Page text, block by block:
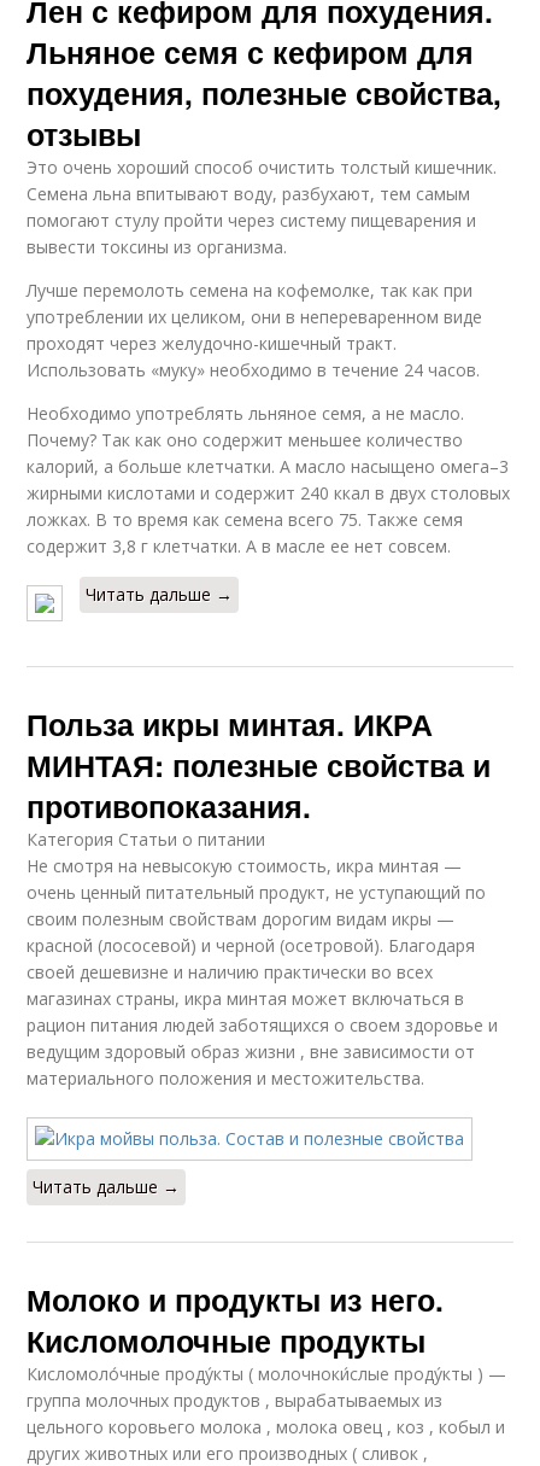
Лен с кефиром для похудения.
Льняное семя с кефиром для
похудения, полезные свойства,
отзывы
Это очень хороший способ очистить толстый кишечник.
Семена льна впитывают воду, разбухают, тем самым
помогают стулу пройти через систему пищеварения и
вывести токсины из организма.
Лучше перемолоть семена на кофемолке, так как при
употреблении их целиком, они в непереваренном виде
проходят через желудочно-кишечный тракт.
Использовать «муку» необходимо в течение 24 часов.
Необходимо употреблять льняное семя, а не масло.
Почему? Так как оно содержит меньшее количество
калорий, а больше клетчатки. А масло насыщено омега–3
жирными кислотами и содержит 240 ккал в двух столовых
ложках. В то время как семена всего 75. Также семя
содержит 3,8 г клетчатки. А в масле ее нет совсем.
Читать дальше →
Польза икры минтая. ИКРА
МИНТАЯ: полезные свойства и
противопоказания.
Категория Статьи о питании
Не смотря на невысокую стоимость, икра минтая —
очень ценный питательный продукт, не уступающий по
своим полезным свойствам дорогим видам икры —
красной (лососевой) и черной (осетровой). Благодаря
своей дешевизне и наличию практически во всех
магазинах страны, икра минтая может включаться в
рацион питания людей заботящихся о своем здоровье и
ведущим здоровый образ жизни , вне зависимости от
материального положения и местожительства.
Читать дальше →
Молоко и продукты из него.
Кисломолочные продукты
Кисломоло́чные проду́кты ( молочноки́слые проду́кты ) —
группа молочных продуктов , вырабатываемых из
цельного коровьего молока , молока овец , коз , кобыл и
других животных или его производных ( сливок ,